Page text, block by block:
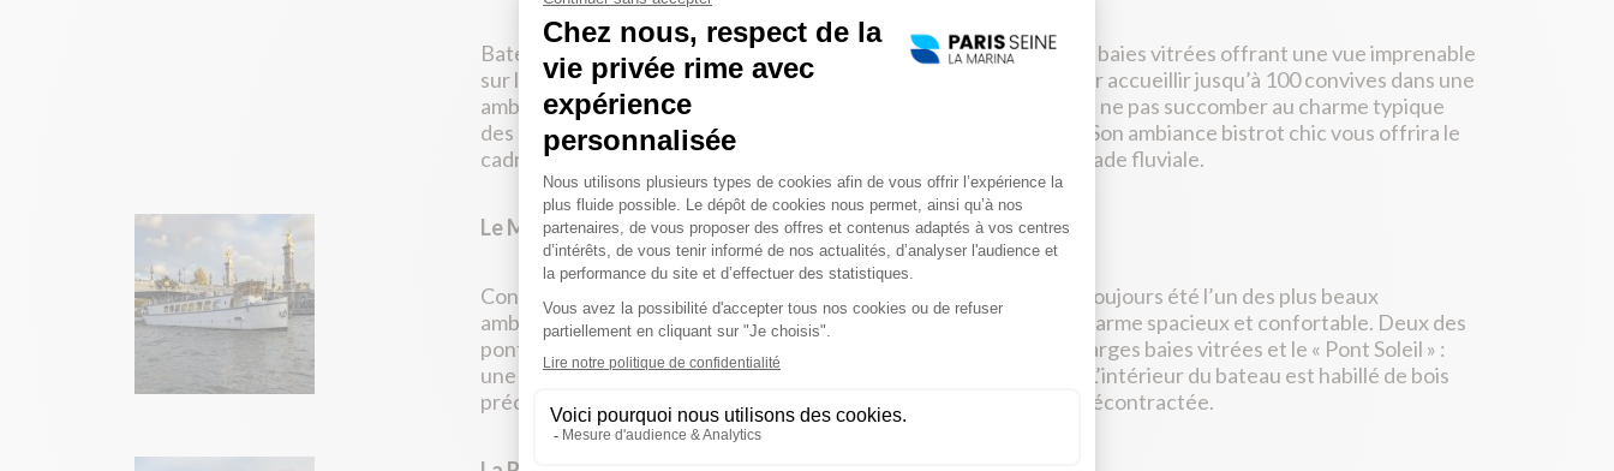
Bateau décoré dans un style « bistrot » tout en bois, avec de larges baies vitrées offrant une vue imprenable
sur les monuments de Paris. Cosy et intimiste, il est le lieu idéal pour accueillir jusqu’à 100 convives dans une
ambiance pleine de charme et typiquement parisienne. Difficile de ne pas succomber au charme typique
des péniches parisiennes que l’on retrouve à bord du Vert Galant. Son ambiance bistrot chic vous offrira le
cadre idéal pour admirer les bords de Seine pendant votre promenade fluviale.
Le Melody Blues – jusqu’à 150 personnes
Construit en 1919, ce bateau de croisière, à l’âme belle époque, a toujours été l’un des plus beaux
ambassadeurs de la tradition nautique parisienne. Un bateau de charme spacieux et confortable. Deux des
ponts du bateau vous reçoivent : Le « pont supérieur » pourvu de larges baies vitrées et le « Pont Soleil » :
une vaste terrasse à ciel pour passer un moment au bord de l’eau. L’intérieur du bateau est habillé de bois
précieux et chaleureux, pour vous garantir une ambiance chic et décontractée.